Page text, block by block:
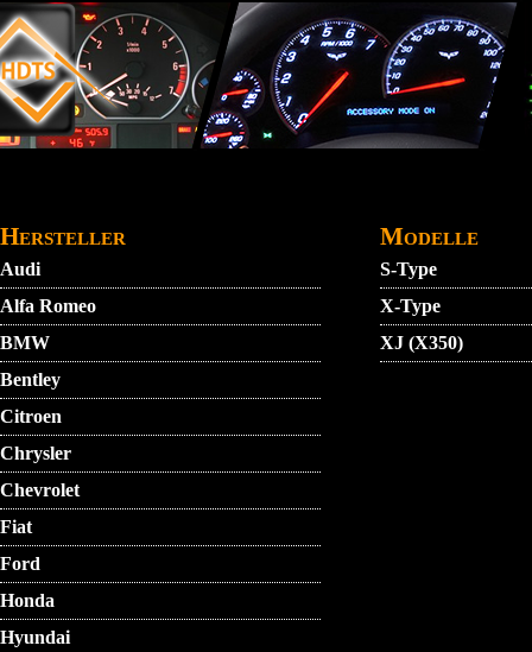
Direkt zum Inhalt
Hersteller
Audi
Alfa Romeo
BMW
Bentley
Citroen
Chrysler
Chevrolet
Fiat
Ford
Honda
Hyundai
Modelle
S-Type
X-Type
XJ (X350)